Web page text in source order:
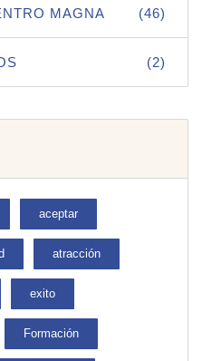
MAGNA (46)
(2)
aceptar
atracción
exito
Formación